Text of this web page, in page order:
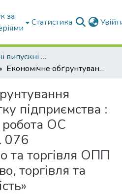
за
Статистика
Кваліфікаційні випускні роботи бакалаврів і магістрів
Економічне обґрунтування стратегії розвитку підприємства : кваліфікаційна робота ОС «Магістр»: спец. 076 Підприємництво та торгівля ОПП «Підприємництво, торгівля та біржова діяльність»
підприємства :
робота ОС
076
та торгівля ОПП
торгівля та